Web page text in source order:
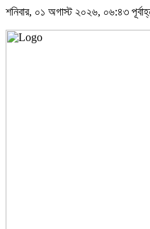
শনিবার, ০১ অগাস্ট ২০২৬, ০৬:৪৩